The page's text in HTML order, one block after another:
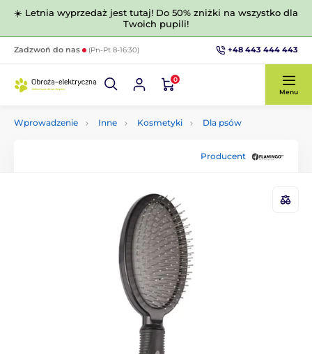
☀️ Letnia wyprzedaż jest tutaj! Do 50% zniżki na wszystko dla
Twoich pupili!
Zadzwoń do nas (Pn-Pt 8-16:30) +48 443 444 443
0
Menu
Wprowadzenie Inne Kosmetyki Dla psów
Producent